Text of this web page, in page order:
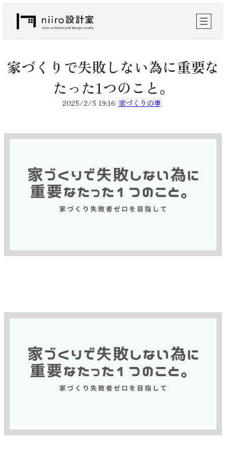
ス
ッ
プ
家づくりで失敗しない為に重要な
たった1つのこと。
2025/2/5 19:16 家づくりの事